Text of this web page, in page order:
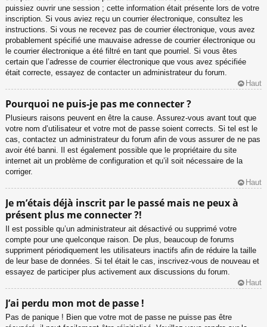
puissiez ouvrir une session ; cette information était présente lors de votre
inscription. Si vous aviez reçu un courrier électronique, consultez les
instructions. Si vous ne recevez pas de courrier électronique, vous avez
probablement spécifié une mauvaise adresse de courrier électronique ou
le courrier électronique a été filtré en tant que pourriel. Si vous êtes
certain que l’adresse de courrier électronique que vous avez spécifiée
était correcte, essayez de contacter un administrateur du forum.
Haut
Pourquoi ne puis-je pas me connecter ?
Plusieurs raisons peuvent en être la cause. Assurez-vous avant tout que
votre nom d’utilisateur et votre mot de passe soient corrects. Si tel est le
cas, contactez un administrateur du forum afin de vous assurer de ne pas
avoir été banni. Il est également possible que le propriétaire du site
internet ait un problème de configuration et qu’il soit nécessaire de la
corriger.
Haut
Je m’étais déjà inscrit par le passé mais ne peux à
présent plus me connecter ?!
Il est possible qu’un administrateur ait désactivé ou supprimé votre
compte pour une quelconque raison. De plus, beaucoup de forums
suppriment périodiquement les utilisateurs inactifs afin de réduire la taille
de leur base de données. Si tel était le cas, inscrivez-vous de nouveau et
essayez de participer plus activement aux discussions du forum.
Haut
J’ai perdu mon mot de passe !
Pas de panique ! Bien que votre mot de passe ne puisse pas être